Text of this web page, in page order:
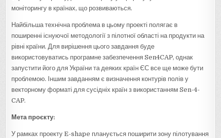
моніторингу в країнах, що розвиваються.
Найбільша технічна проблема в цьому проекті полягає в
поширенні існуючої методології з пілотної області на продукти на
рівні країни. Для вирішення цього завдання буде
використовуватись програмне забезпечення Sen4CAP, однак
запустити його для України та деяких країн ЄС все ще може бути
проблемою. Іншим завданням є визначення контурів полів у
векторному форматі для сусідніх країн з використанням Sen-4-
CAP.
Мета проєкту:
У рамках проекту E-shape планується поширити зону пілотування